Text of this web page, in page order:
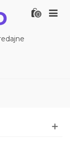
0